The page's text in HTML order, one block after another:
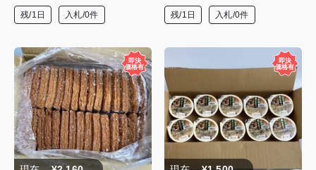
残/1日 入札/0件 残/1日 入札/0件